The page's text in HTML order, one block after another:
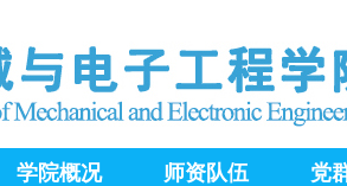
学院概况 师资队伍 党